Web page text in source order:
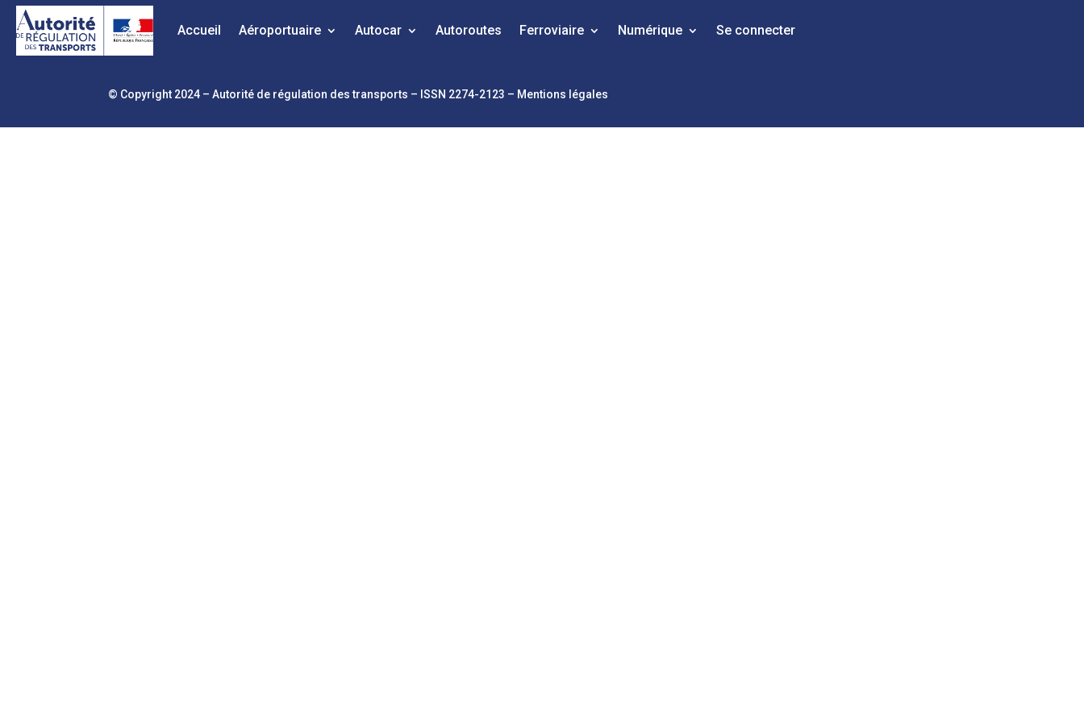
Accueil Aéroportuaire Autocar Autoroutes Ferroviaire Numérique Se connecter
© Copyright 2024 – Autorité de régulation des transports – ISSN 2274-2123 – Mentions légales